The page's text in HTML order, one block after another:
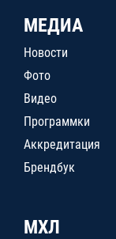
МЕДИА
Новости
Фото
Видео
Программки
Аккредитация
Брендбук
МХЛ